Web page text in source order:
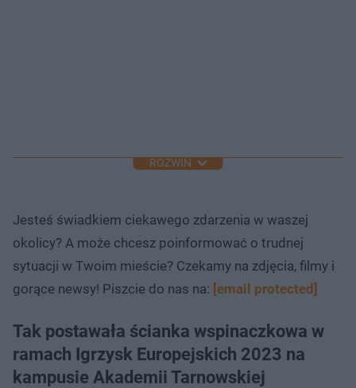
ROZWIŃ
Jesteś świadkiem ciekawego zdarzenia w waszej
okolicy? A może chcesz poinformować o trudnej
sytuacji w Twoim mieście? Czekamy na zdjęcia, filmy i
gorące newsy! Piszcie do nas na: [email protected]
Tak postawała ścianka wspinaczkowa w
ramach Igrzysk Europejskich 2023 na
kampusie Akademii Tarnowskiej